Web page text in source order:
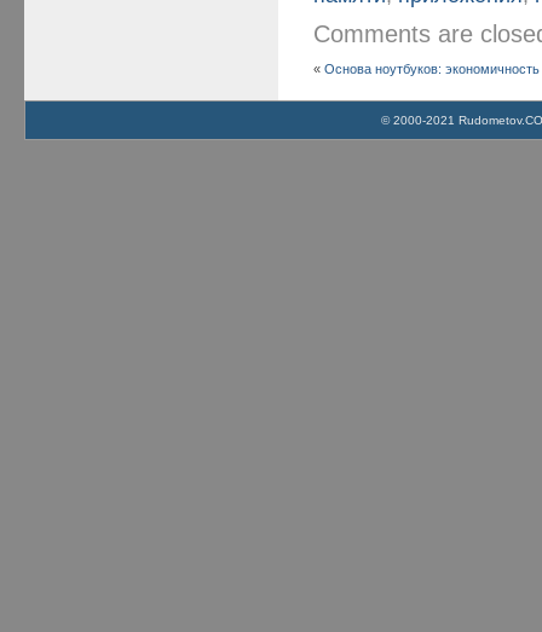
Comments are
«Основа ноутбуков:
© 2000-2021